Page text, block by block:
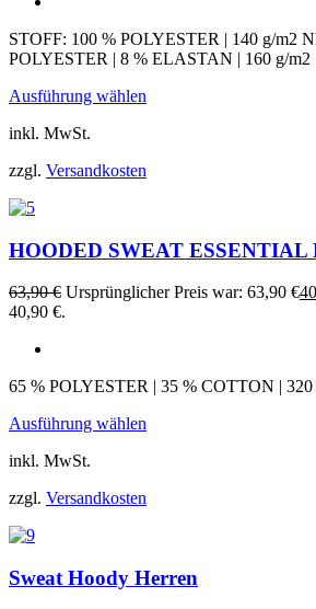
STOFF: 100 % POLYESTER | 140 g/m2
POLYESTER | 8 % ELASTAN | 160 g/m2
Ausführung wählen
inkl. MwSt.
zzgl. Versandkosten
HOODED SWEAT ESSENTIAL
63,90€ Ursprünglicher Preis war: 63,90 €
40,90 €.
65 % POLYESTER | 35 % COTTON | 320
Ausführung wählen
inkl. MwSt.
zzgl. Versandkosten
Sweat Hoody Herren